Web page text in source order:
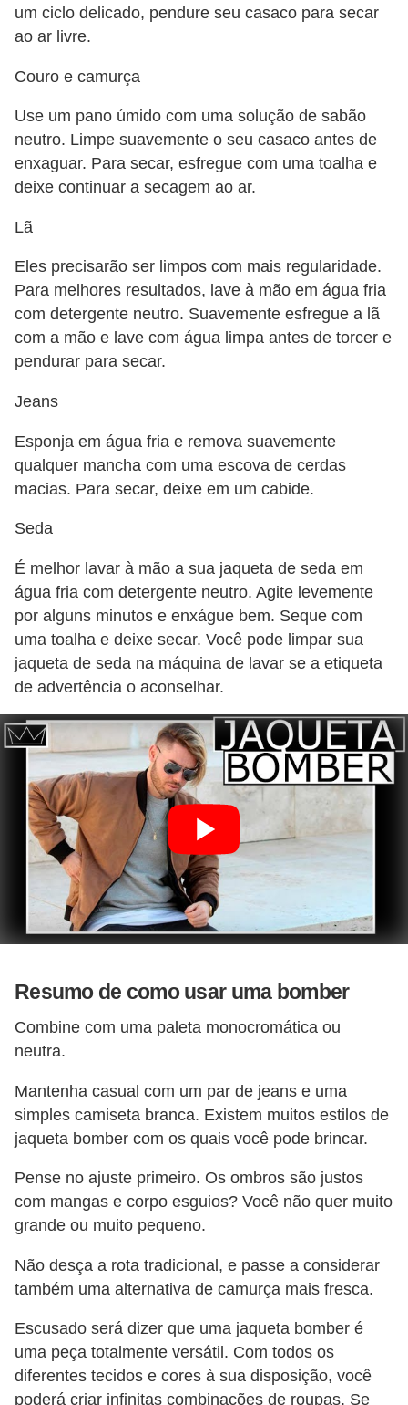
um ciclo delicado, pendure seu casaco para secar
ao ar livre.
Couro e camurça
Use um pano úmido com uma solução de sabão
neutro. Limpe suavemente o seu casaco antes de
enxaguar. Para secar, esfregue com uma toalha e
deixe continuar a secagem ao ar.
Lã
Eles precisarão ser limpos com mais regularidade.
Para melhores resultados, lave à mão em água fria
com detergente neutro. Suavemente esfregue a lã
com a mão e lave com água limpa antes de torcer e
pendurar para secar.
Jeans
Esponja em água fria e remova suavemente
qualquer mancha com uma escova de cerdas
macias. Para secar, deixe em um cabide.
Seda
É melhor lavar à mão a sua jaqueta de seda em
água fria com detergente neutro. Agite levemente
por alguns minutos e enxágue bem. Seque com
uma toalha e deixe secar. Você pode limpar sua
jaqueta de seda na máquina de lavar se a etiqueta
de advertência o aconselhar.
Resumo de como usar uma bomber
Combine com uma paleta monocromática ou
neutra.
Mantenha casual com um par de jeans e uma
simples camiseta branca. Existem muitos estilos de
jaqueta bomber com os quais você pode brincar.
Pense no ajuste primeiro. Os ombros são justos
com mangas e corpo esguios? Você não quer muito
grande ou muito pequeno.
Não desça a rota tradicional, e passe a considerar
também uma alternativa de camurça mais fresca.
Escusado será dizer que uma jaqueta bomber é
uma peça totalmente versátil. Com todos os
diferentes tecidos e cores à sua disposição, você
poderá criar infinitas combinações de roupas. Se